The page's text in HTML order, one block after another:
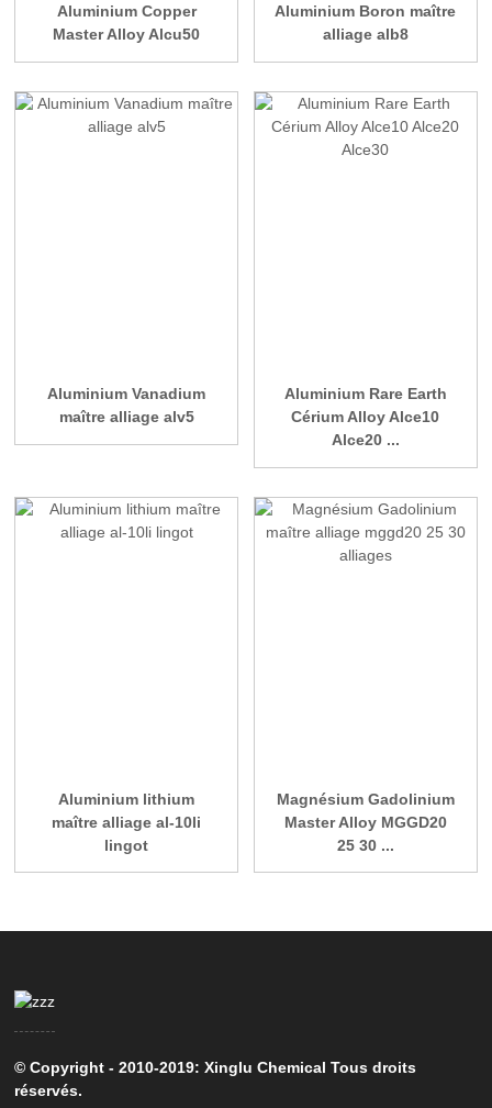
Aluminium Copper
Master Alloy Alcu50
Aluminium Boron maître
alliage alb8
Aluminium Vanadium
maître alliage alv5
Aluminium Rare Earth
Cérium Alloy Alce10
Alce20 ...
Aluminium lithium
maître alliage al-10li
lingot
Magnésium Gadolinium
Master Alloy MGGD20
25 30 ...
© Copyright - 2010-2019: Xinglu Chemical Tous droits
réservés.